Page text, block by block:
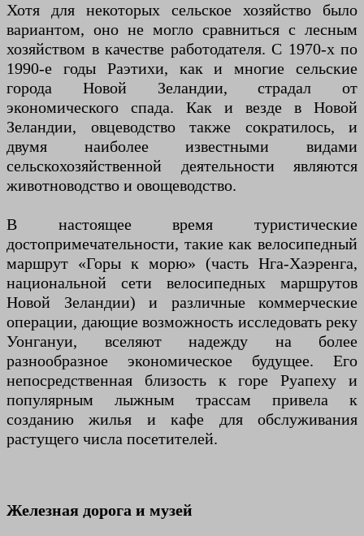
Хотя для некоторых сельское хозяйство было
вариантом, оно не могло сравниться с лесным
хозяйством в качестве работодателя. С 1970-х по
1990-е годы Раэтихи, как и многие сельские
города Новой Зеландии, страдал от
экономического спада. Как и везде в Новой
Зеландии, овцеводство также сократилось, и
двумя наиболее известными видами
сельскохозяйственной деятельности являются
животноводство и овощеводство.
В настоящее время туристические
достопримечательности, такие как велосипедный
маршрут «Горы к морю» (часть Нга-Хаэренга,
национальной сети велосипедных маршрутов
Новой Зеландии) и различные коммерческие
операции, дающие возможность исследовать реку
Уонгануи, вселяют надежду на более
разнообразное экономическое будущее. Его
непосредственная близость к горе Руапеху и
популярным лыжным трассам привела к
созданию жилья и кафе для обслуживания
растущего числа посетителей.
Железная дорога и музей